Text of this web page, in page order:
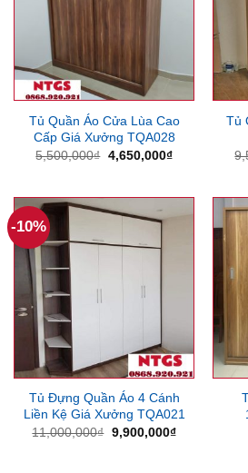
Tủ Quần Áo Cửa Lùa Cao
Cấp Giá Xưởng TQA028
5,500,000₫ Giá
4,650,000₫Giá
4,650,000₫.
Tủ
-10%
Tủ Đựng Quần Áo 4 Cánh
Liền Kệ Giá Xưởng TQA021
11,000,000₫ Giá
9,900,000₫Giá